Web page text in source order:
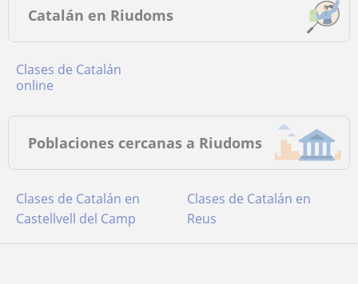
Catalán en Riudoms
Clases de Catalán
online
Poblaciones cercanas a Riudoms
Clases de Catalán en
Castellvell del Camp
Clases de Catalán en
Reus